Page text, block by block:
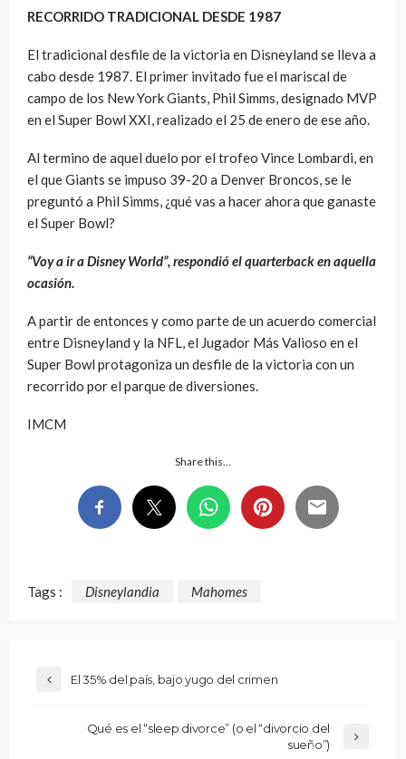
RECORRIDO TRADICIONAL DESDE 1987
El tradicional desfile de la victoria en Disneyland se lleva a
cabo desde 1987. El primer invitado fue el mariscal de
campo de los New York Giants, Phil Simms, designado MVP
en el Super Bowl XXI, realizado el 25 de enero de ese año.
Al termino de aquel duelo por el trofeo Vince Lombardi, en
el que Giants se impuso 39-20 a Denver Broncos, se le
preguntó a Phil Simms, ¿qué vas a hacer ahora que ganaste
el Super Bowl?
“Voy a ir a Disney World”, respondió el quarterback en aquella
ocasión.
A partir de entonces y como parte de un acuerdo comercial
entre Disneyland y la NFL, el Jugador Más Valioso en el
Super Bowl protagoniza un desfile de la victoria con un
recorrido por el parque de diversiones.
IMCM
Share this…
Tags : Disneylandia Mahomes
El 35% del país, bajo yugo del crimen
Qué es el “sleep divorce” (o el “divorcio del
sueño”)